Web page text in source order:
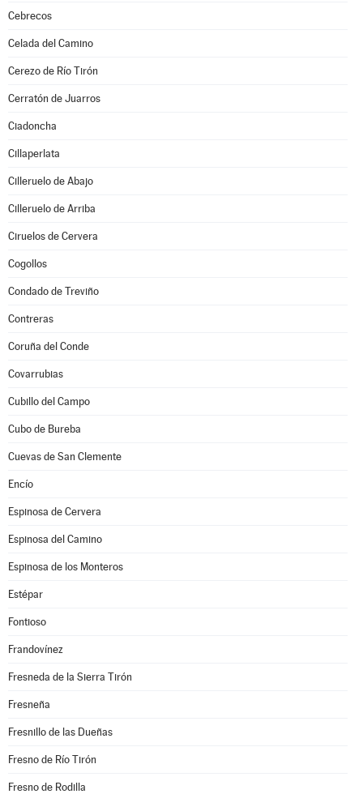
Cebrecos
Celada del Camino
Cerezo de Río Tirón
Cerratón de Juarros
Ciadoncha
Cillaperlata
Cilleruelo de Abajo
Cilleruelo de Arriba
Ciruelos de Cervera
Cogollos
Condado de Treviño
Contreras
Coruña del Conde
Covarrubias
Cubillo del Campo
Cubo de Bureba
Cuevas de San Clemente
Encío
Espinosa de Cervera
Espinosa del Camino
Espinosa de los Monteros
Estépar
Fontioso
Frandovínez
Fresneda de la Sierra Tirón
Fresneña
Fresnillo de las Dueñas
Fresno de Río Tirón
Fresno de Rodilla